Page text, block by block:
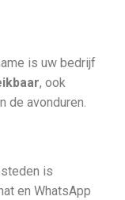
is uw bedrijf
, ook
de avonduren.
is
en WhatsApp